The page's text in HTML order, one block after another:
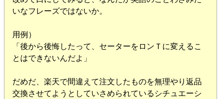
いなフレーズではないか。
用例）
「後から後悔したって、セーターをロンＴに変えるこ
とはできないんだよ」
だめだ、楽天で間違えて注文したものを無理やり返品
交換させてようとしていさめられているシチュエーシ